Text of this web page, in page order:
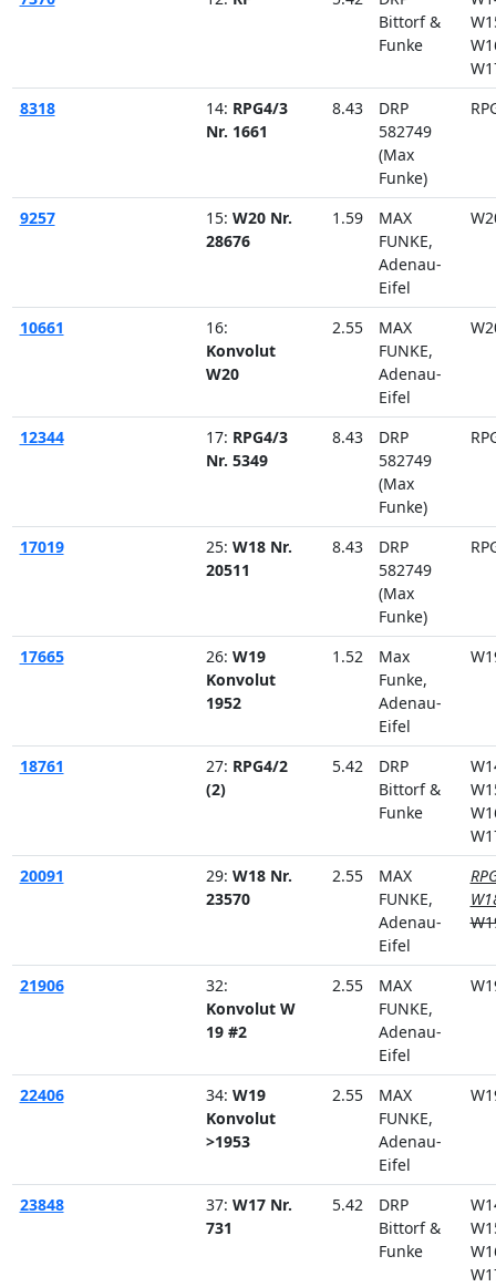
Bittorf &
Funke
8318
14: RPG4/3
Nr. 1661
8.43
DRP
582749
(Max
Funke)
9257 15: W20 Nr.
28676
1.59
MAX
FUNKE,
Adenau-
Eifel
10661
16:
Konvolut
W20
2.55
MAX
FUNKE,
Adenau-
Eifel
12344 17: RPG4/3
Nr. 5349
8.43
DRP
582749
(Max
Funke)
17019 25: W18 Nr.
20511
8.43
DRP
582749
(Max
Funke)
17665 26: W19
Konvolut
1952
1.52
Max
Funke,
Adenau-
Eifel
18761 27: RPG4/2
(2)
5.42
DRP
Bittorf &
Funke
20091
29: W18 Nr.
23570
2.55
MAX
FUNKE,
Adenau-
Eifel
21906
32:
Konvolut W
19 #2
2.55
MAX
FUNKE,
Adenau-
Eifel
22406 34: W19
Konvolut
>1953
2.55
MAX
FUNKE,
Adenau-
Eifel
23848 37: W17 Nr.
731
5.42
DRP
Bittorf &
Funke